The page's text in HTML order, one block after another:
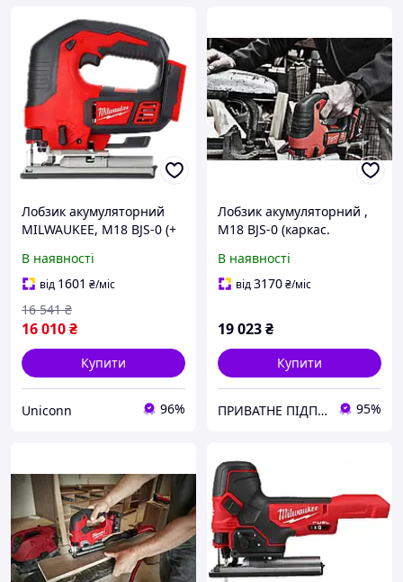
Лобзик акумуляторний
MILWAUKEE, M18 BJS-0 (+
насадка, накладка
підошви)
В наявності
від 1601 ₴/міс
16 010₴
16 541 ₴
Купити
Uniconn 96%
Лобзик акумуляторний ,
M18 BJS-0 (каркас.
насадка, накладка
підошви) MILWAUKEE
В наявності
від3170₴/міс
19 023₴
Купити
ПРИВАТНЕ ПІДПРИЄМСТВО АГРОТЕХПОСТАЧ ПЛЮС 95%